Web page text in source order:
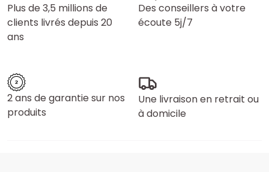
Plus de 3,5 millions de
clients livrés depuis 20
ans
Des conseillers à votre
écoute 5j/7
2 ans de garantie sur nos
produits
Une livraison en retrait ou
à domicile